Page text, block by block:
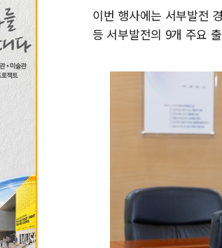
이번 행사에는 서부발전
등 서부발전의 9개 주요